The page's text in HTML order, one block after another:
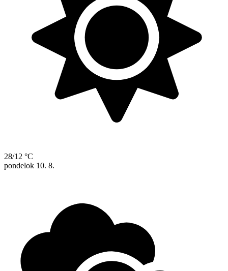
28/12 °C
pondelok 10. 8.